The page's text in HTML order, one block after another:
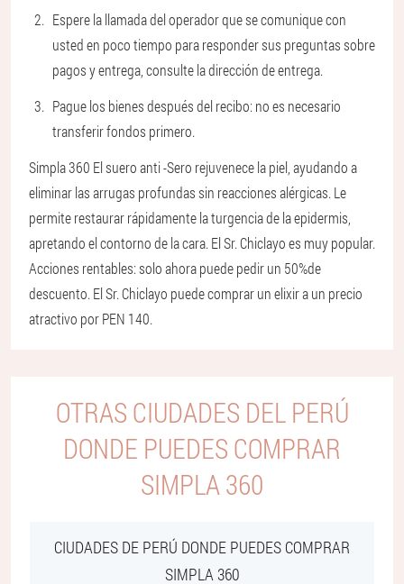
Espere la llamada del operador que se comunique con
usted en poco tiempo para responder sus preguntas sobre
pagos y entrega, consulte la dirección de entrega.
Pague los bienes después del recibo: no es necesario
transferir fondos primero.
Simpla 360 El suero anti -Sero rejuvenece la piel, ayudando a
eliminar las arrugas profundas sin reacciones alérgicas. Le
permite restaurar rápidamente la turgencia de la epidermis,
apretando el contorno de la cara. El Sr. Chiclayo es muy popular.
Acciones rentables: solo ahora puede pedir un 50%de
descuento. El Sr. Chiclayo puede comprar un elixir a un precio
atractivo por PEN 140.
OTRAS CIUDADES DEL PERÚ
DONDE PUEDES COMPRAR
SIMPLA 360
CIUDADES DE PERÚ DONDE PUEDES COMPRAR
SIMPLA 360